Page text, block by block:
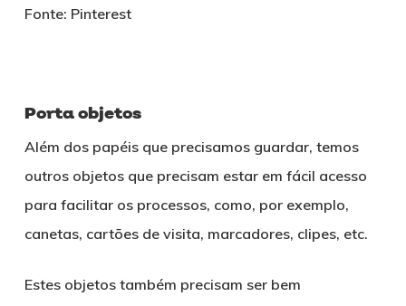
Fonte: Pinterest
Porta objetos
Além dos papéis que precisamos guardar, temos
outros objetos que precisam estar em fácil acesso
para facilitar os processos, como, por exemplo,
canetas, cartões de visita, marcadores, clipes, etc.
Estes objetos também precisam ser bem